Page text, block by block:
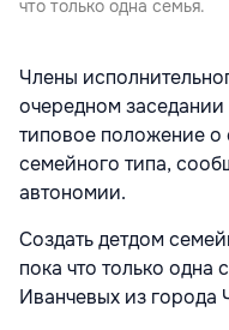
что только одна семья.
Члены
очередном
типовое положение о
семейного типа,
автономии.
Создать детдом
пока что только одна
Иванчевых из города